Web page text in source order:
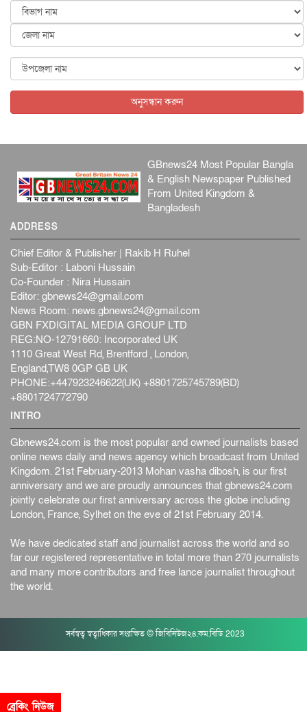
আন্তর্জাতিক ৫ আগস্ট, ২০২৬
কেনিয়ায় ১৫ হাতির রহস্যজনক মৃত্যু, সন্দেহের মুখে কীটনাশকের
আন্তর্জাতিক ৫ আগস্ট, ২০২৬
অনুসন্ধান করুন
GBnews24 Most Popular Bangla
& English Newspaper Published
From United Kingdom &
Bangladesh
ADDRESS
Chief Editor & Publisher | Rakib H Ruhel
Sub-Editor : Laboni Hussain
Co-Founder : Nira Hussain
Editor: gbnews24@gmail.com
News Room: news.gbnews24@gmail.com
GBN FXDIGITAL MEDIA GROUP LTD
REG:NO-12791660: Incorporated UK
1110 Great West Rd, Brentford , London,
England,TW8 0GP GB UK
PHONE:+447923246622(UK) +8801725745789(BD)
+8801724772790
INTRO
Gbnews24.com is the most popular and owned journalists based
online news daily and news agency which broadcast from United
Kingdom. 21st February-2013 Mohan vasha dibosh, is our first
anniversary and we are proudly announces that gbnews24.com
jointly celebrate our first anniversary across the globe including
London, France, Sylhet on the eve of 21st February 2014.
We have dedicated staff and journalist across the world and so
far our registered representative in total more than 270 journalists
and many more contributors and free lance journalist throughout
the world.
সর্বস্বত্ব স্বত্বাধিকার সংরক্ষিত © জিবিনিউজ২৪.কম.বিডি 2023
ব্রেকিং নিউজ